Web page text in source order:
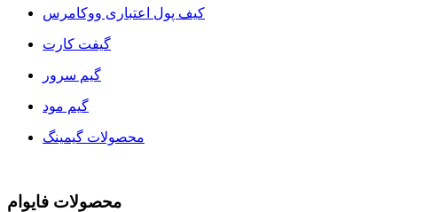
کیف پول اعتباری ووکامرس
گیفت کارت
گیم سرور
گیم مود
محصولات گیمینگ
محصولات فایوام